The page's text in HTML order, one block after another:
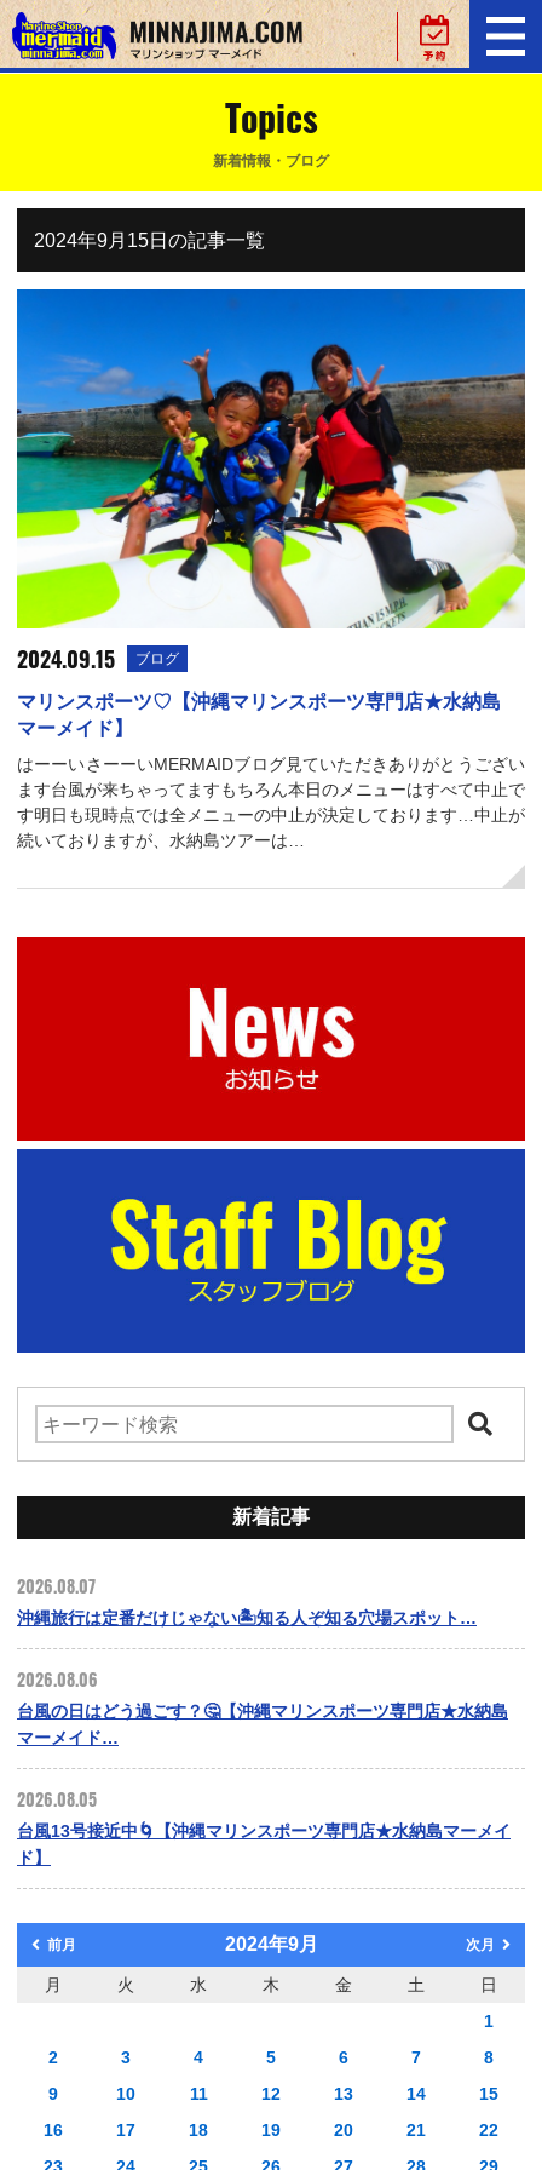
Topics
新着情報・ブログ
2024年9月15日の記事一覧
2024.09.15 ブログ
マリンスポーツ♡【沖縄マリンスポーツ専門店★水納島
マーメイド】
はーーいさーーいMERMAIDブログ見ていただきありがとうござい
ます台風が来ちゃってますもちろん本日のメニューはすべて中止で
す明日も現時点では全メニューの中止が決定しております…中止が
続いておりますが、水納島ツアーは…
新着記事
2026.08.07
沖縄旅行は定番だけじゃない🏝️知る人ぞ知る穴場スポット…
2026.08.06
台風の日はどう過ごす？🤔【沖縄マリンスポーツ専門店★水納島
マーメイド…
2026.08.05
台風13号接近中🌀【沖縄マリンスポーツ専門店★水納島マーメイ
ド】
前月 2024年9月 次月
月 火 水 木 金 土
日
1
2
3 4 5 6 7
8
9
10 11 12 13 14
15
16
17 18 19 20 21
22
23
24 25 26 27 28 29